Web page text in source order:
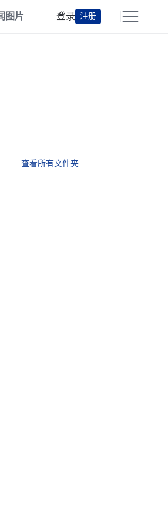
图片 登录 注册
查看所有文件夹